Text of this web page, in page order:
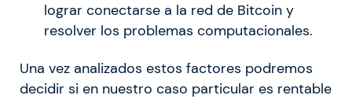
lograr conectarse a la red de Bitcoin y
resolver los problemas computacionales.
Una vez analizados estos factores podremos
decidir si en nuestro caso particular es rentable